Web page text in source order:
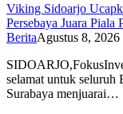
Viking Sidoarjo
Persebaya Juara Piala
BeritaAgustus 8, 2026
selamat untuk seluruh
Surabaya menjuarai…